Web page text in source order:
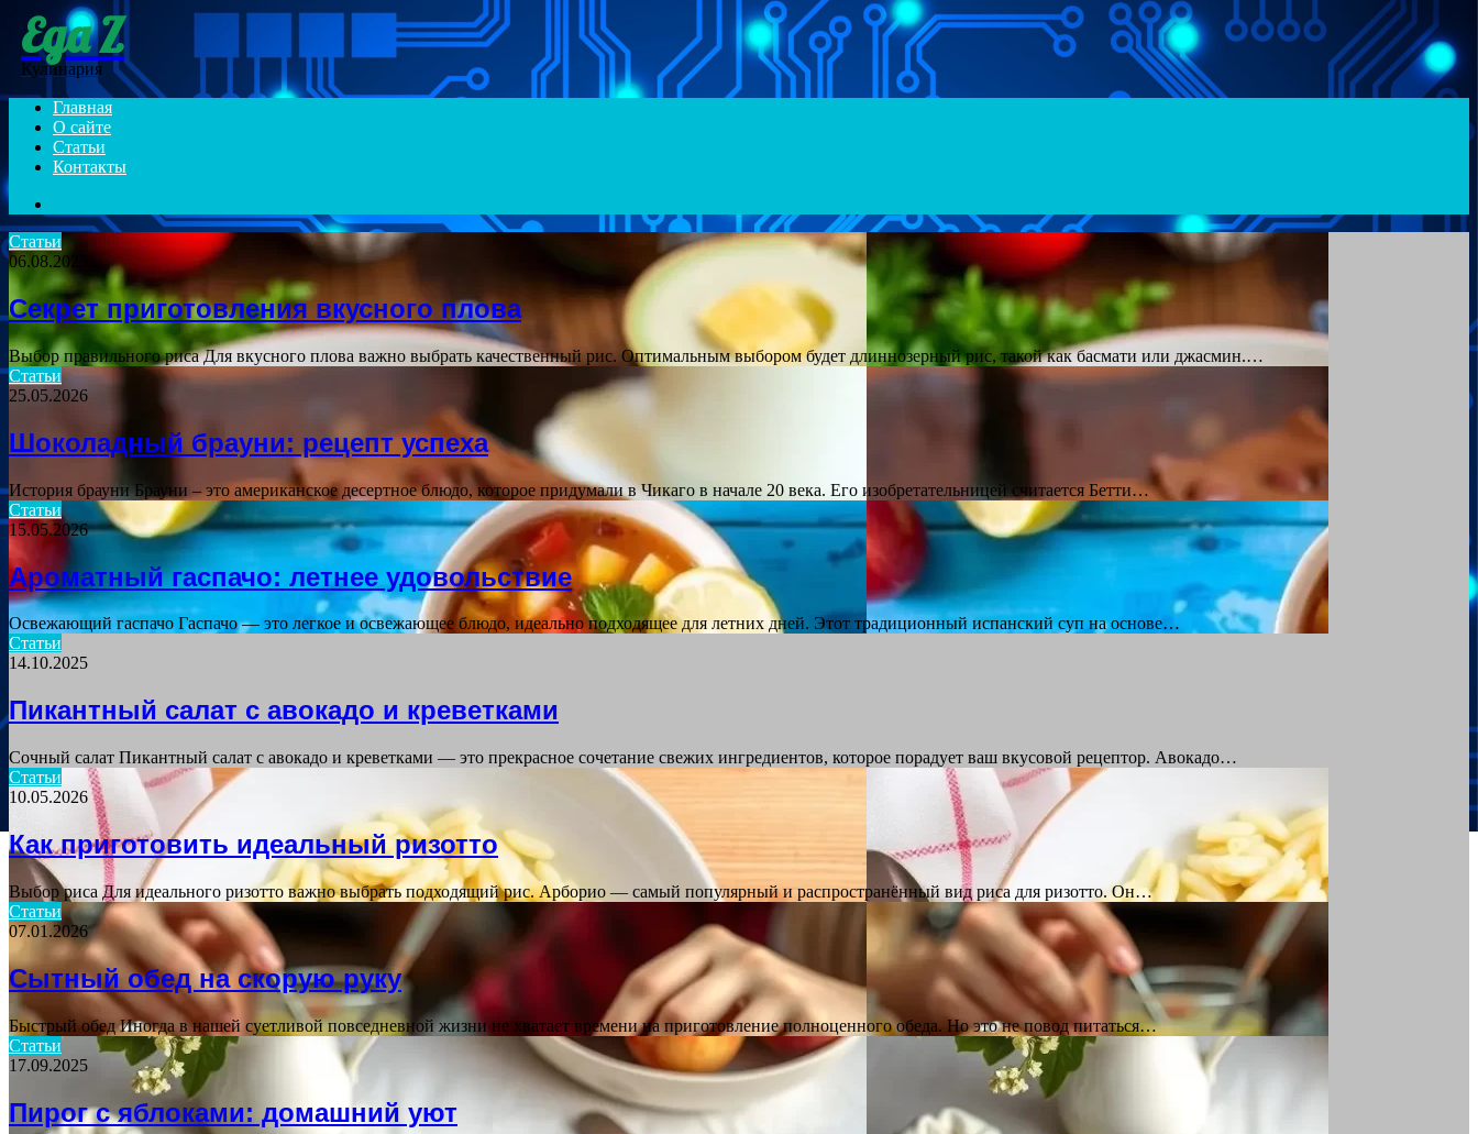
Menu
Еда Z
Кулинария
Главная
О сайте
Статьи
Контакты
for
Статьи
06.08.2025
Секрет приготовления вкусного плова
Выбор правильного риса Для вкусного плова важно выбрать качественный рис. Оптимальным выбором будет длиннозерный рис, такой как басмати или джасмин.…
Статьи
25.05.2026
Шоколадный брауни: рецепт успеха
История брауни Брауни – это американское десертное блюдо, которое придумали в Чикаго в начале 20 века. Его изобретательницей считается Бетти…
Статьи
15.05.2026
Ароматный гаспачо: летнее удовольствие
Освежающий гаспачо Гаспачо — это легкое и освежающее блюдо, идеально подходящее для летних дней. Этот традиционный испанский суп на основе…
Статьи
14.10.2025
Пикантный салат с авокадо и креветками
Сочный салат Пикантный салат с авокадо и креветками — это прекрасное сочетание свежих ингредиентов, которое порадует ваш вкусовой рецептор. Авокадо…
Статьи
10.05.2026
Как приготовить идеальный ризотто
Выбор риса Для идеального ризотто важно выбрать подходящий рис. Арборио — самый популярный и распространённый вид риса для ризотто. Он…
Статьи
07.01.2026
Сытный обед на скорую руку
Быстрый обед Иногда в нашей суетливой повседневной жизни не хватает времени на приготовление полноценного обеда. Но это не повод питаться…
Статьи
17.09.2025
Пирог с яблоками: домашний уют